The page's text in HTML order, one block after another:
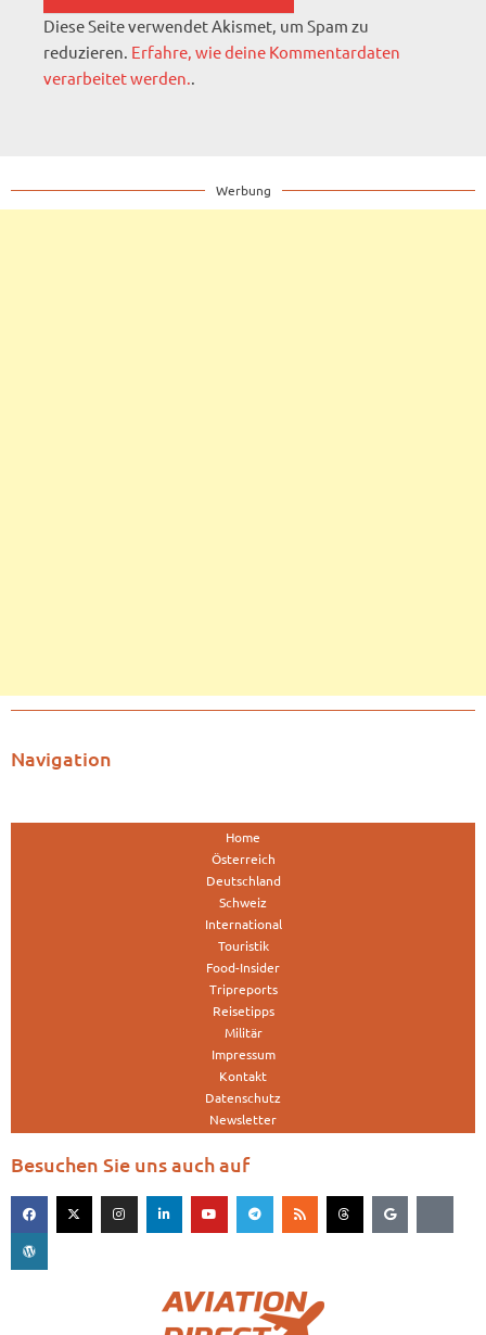
Diese Seite verwendet Akismet, um Spam zu
reduzieren. Erfahre, wie deine Kommentardaten
verarbeitet werden..
Werbung
Navigation
Home
Österreich
Deutschland
Schweiz
International
Touristik
Food-Insider
Tripreports
Reisetipps
Militär
Impressum
Kontakt
Datenschutz
Newsletter
Besuchen Sie uns auch auf